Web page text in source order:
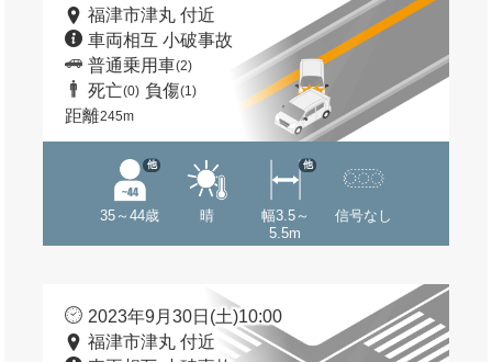
福津市津丸 付近
車両相互 小破事故
普通乗用車(2)
死亡(0) 負傷(1)
距離245m
35～44歳
他
晴
幅3.5～
5.5m
他
信号なし
2023年9月30日(土)10:00
福津市津丸 付近